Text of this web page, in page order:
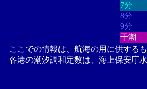
7分
8分
9分
干潮
ここでの情報は、航海の用に供する
各港の潮汐調和定数は、海上保安庁